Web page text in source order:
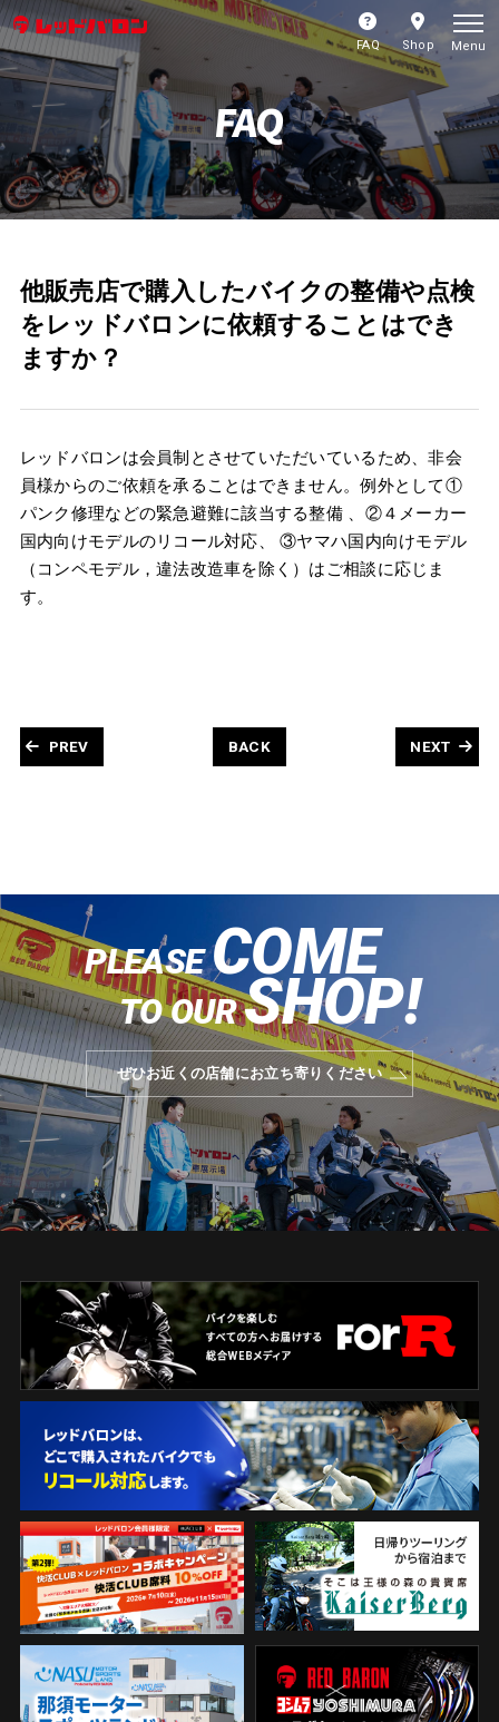
FAQ Shop Menu
FAQ
他販売店で購入したバイクの整備や点検
をレッドバロンに依頼することはでき
ますか？
レッドバロンは会員制とさせていただいているため、非会
員様からのご依頼を承ることはできません。例外として①
パンク修理などの緊急避難に該当する整備 、②４メーカー
国内向けモデルのリコール対応、 ③ヤマハ国内向けモデル
（コンペモデル，違法改造車を除く）はご相談に応じま
す。
NEXT
BACK
PREV
PLEASECOME
TO OURSHOP!
ぜひお近くの店舗にお立ち寄りください